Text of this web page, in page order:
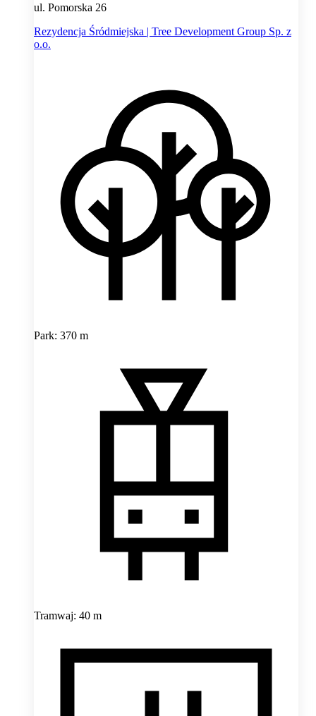
ul. Pomorska 26
Rezydencja Śródmiejska | Tree Development Group Sp. z
o.o.
Park: 370 m
Tramwaj: 40 m